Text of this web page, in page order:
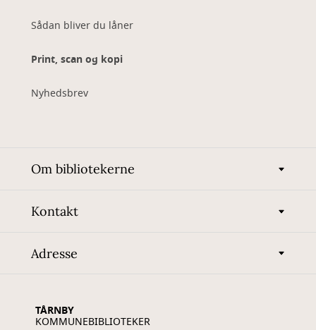
Sådan bliver du låner
Print, scan og kopi
Nyhedsbrev
Om bibliotekerne
Kontakt
Adresse
TÅRNBY
KOMMUNEBIBLIOTEKER